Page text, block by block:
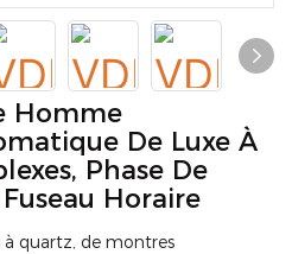
Homme
De Luxe À
Phase De
Horaire
quartz, de montres